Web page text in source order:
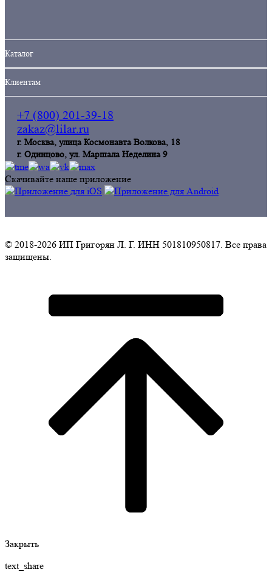
Кaталог
Клиентам
+7 (800) 201-39-18
zakaz@lilar.ru
г. Москва, улица Космонавта Волкова, 18
г. Одинцoво, ул. Маршала Неделина 9
Скачивайте наше приложение
© 2018-2026 ИП Григорян Л. Г. ИНН 501810950817. Все права
защищены.
Закрыть
text_share